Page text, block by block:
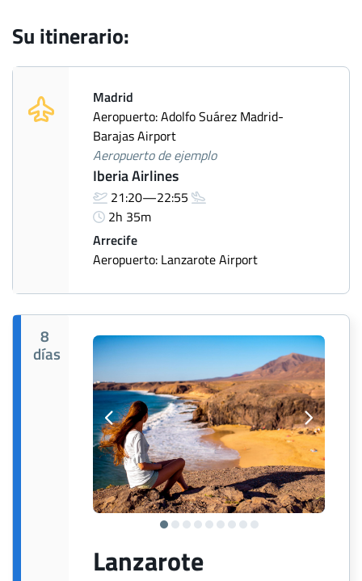
Su itinerario:
Madrid
Aeropuerto: Adolfo Suárez Madrid-
Barajas Airport
Aeropuerto de ejemplo
Iberia Airlines
21:20—22:55
2h 35m
Arrecife
Aeropuerto: Lanzarote Airport
8
días
Lanzarote